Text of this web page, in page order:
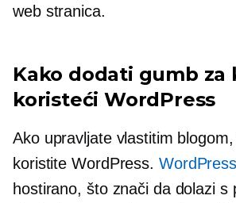
web stranica.
Kako dodati gumb za
koristeći WordPress
Ako upravljate vlastitim
koristite WordPress.
hostirano, što znači da dolazi s